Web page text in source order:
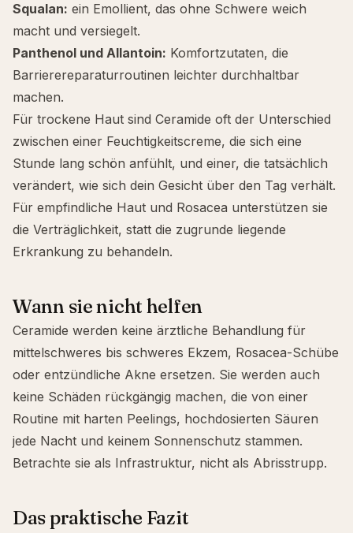
Squalan: ein Emollient, das ohne Schwere weich
macht und versiegelt.
Panthenol und Allantoin: Komfortzutaten, die
Barrierereparaturroutinen leichter durchhaltbar
machen.
Für trockene Haut sind Ceramide oft der Unterschied
zwischen einer Feuchtigkeitscreme, die sich eine
Stunde lang schön anfühlt, und einer, die tatsächlich
verändert, wie sich dein Gesicht über den Tag verhält.
Für empfindliche Haut und Rosacea unterstützen sie
die Verträglichkeit, statt die zugrunde liegende
Erkrankung zu behandeln.
Wann sie nicht helfen
Ceramide werden keine ärztliche Behandlung für
mittelschweres bis schweres Ekzem, Rosacea-Schübe
oder entzündliche Akne ersetzen. Sie werden auch
keine Schäden rückgängig machen, die von einer
Routine mit harten Peelings, hochdosierten Säuren
jede Nacht und keinem Sonnenschutz stammen.
Betrachte sie als Infrastruktur, nicht als Abrisstrupp.
Das praktische Fazit